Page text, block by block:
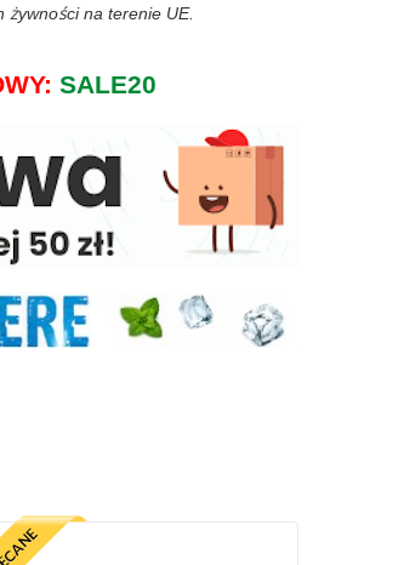
na terenie UE.
SALE20